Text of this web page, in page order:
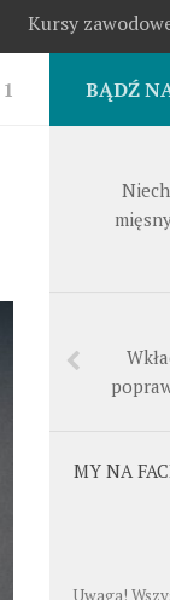
Kursy
1 BĄDŹ
MY NA
Uwaga!